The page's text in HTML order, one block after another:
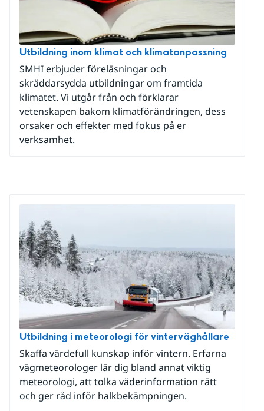
Utbildning inom klimat och klimatanpassning
SMHI erbjuder föreläsningar och
skräddarsydda utbildningar om framtida
klimatet. Vi utgår från och förklarar
vetenskapen bakom klimatförändringen, dess
orsaker och effekter med fokus på er
verksamhet.
Utbildning i meteorologi för vinterväghållare
Skaffa värdefull kunskap inför vintern. Erfarna
vägmeteorologer lär dig bland annat viktig
meteorologi, att tolka väderinformation rätt
och ger råd inför halkbekämpningen.